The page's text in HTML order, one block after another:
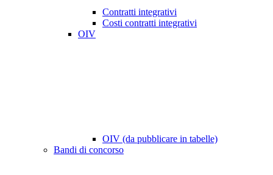
Contratti integrativi
Costi contratti integrativi
OIV
OIV (da pubblicare in tabelle)
Bandi di concorso